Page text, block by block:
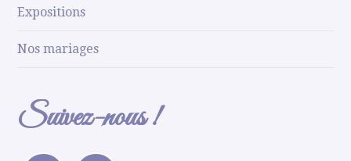
Expositions
Nos mariages
Suivez-nous !